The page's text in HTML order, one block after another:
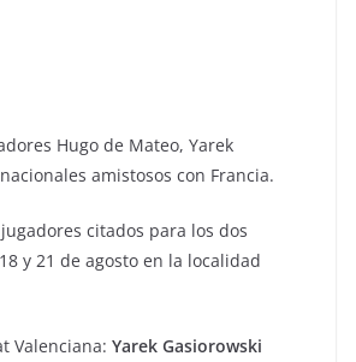
Hugo de Mateo, Yarek
amistosos con Francia.
citados para los dos
y 21 de agosto en la localidad
Valenciana: Yarek Gasiorowski